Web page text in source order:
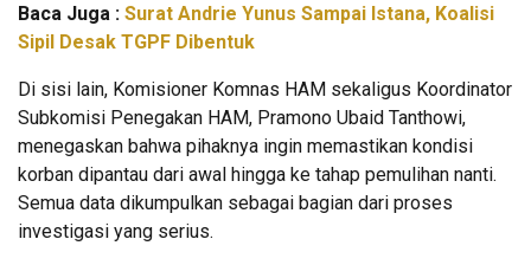
Baca Juga : Surat Andrie Yunus Sampai Istana, Koalisi
Sipil Desak TGPF Dibentuk
Di sisi lain, Komisioner Komnas HAM sekaligus Koordinator
Subkomisi Penegakan HAM, Pramono Ubaid Tanthowi,
menegaskan bahwa pihaknya ingin memastikan kondisi
korban dipantau dari awal hingga ke tahap pemulihan nanti.
Semua data dikumpulkan sebagai bagian dari proses
investigasi yang serius.